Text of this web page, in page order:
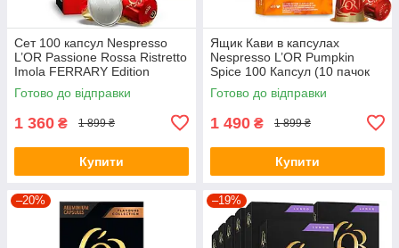
Сет 100 капсул Nespresso
L’OR Passione Rossa Ristretto
Imola FERRARY Edition
Готово до відправки
1 360 ₴ 1 899 ₴
Купити
Ящик Кави в капсулах
Nespresso L’OR Pumpkin
Spice 100 Капсул (10 пачок
по 10 капсул)
Готово до відправки
1 490 ₴ 1 899 ₴
Купити
–20% –19%